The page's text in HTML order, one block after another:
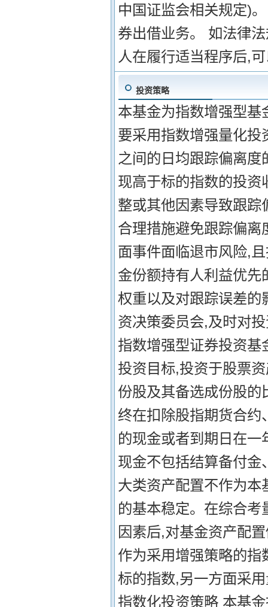
中国证监会相关规定)
券出借业务。 如法律
人在履行适当程序后,
投资策略
本基金为指数增强型
要采用指数增强量化
之间的日均跟踪偏离
现高于标的指数的投
整或其他因素导致跟
合理措施避免跟踪偏
面事件面临退市风险,
金份额持有人利益优
权重以及对跟踪误差
资决策委员会,及时对
指数增强型证券投资
投资目标,投资于股票
份股及其备选成份股的
终在扣除股指期货合
的现金或者到期日在
现金不包括结算备付
大类资产配置不作为
的基本稳定。在综合
因素后,对基金资产配
作为采用增强策略的
标的指数,另一方面采
指数化投资策略 本基